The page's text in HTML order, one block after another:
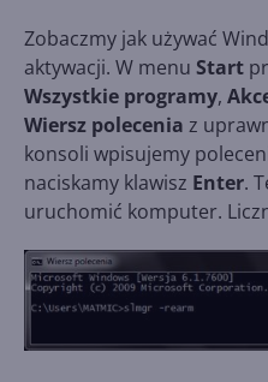
Zobaczmy jak używać
aktywacji. W menu Start
Wszystkie programy,
Wiersz polecenia z
konsoli wpisujemy
naciskamy klawisz Enter.
uruchomić komputer.